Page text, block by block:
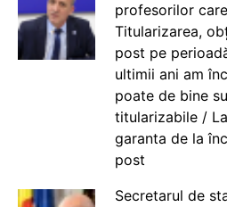
profesorilor
Titularizarea,
post pe
ultimii ani am
poate de bine
titularizabile /
garanta de la
post
Secretarul de